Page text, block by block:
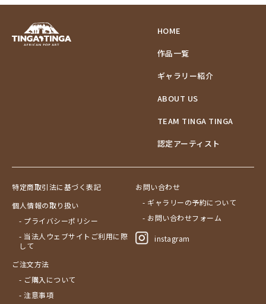
HOME
作品一覧
ギャラリー紹介
ABOUT US
TEAM TINGA TINGA
認定アーティスト
特定商取引法に基づく表記
個人情報の取り扱い
- プライバシーポリシー
- 当法人ウェブサイトご利用に際
して
ご注文方法
- ご購入について
- 注意事項
お問い合わせ
- ギャラリーの予約について
- お問い合わせフォーム
instagram